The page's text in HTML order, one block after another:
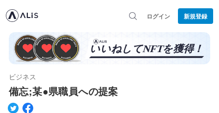
ログイン 新規登録
ビジネス
備忘;某●県職員への提案